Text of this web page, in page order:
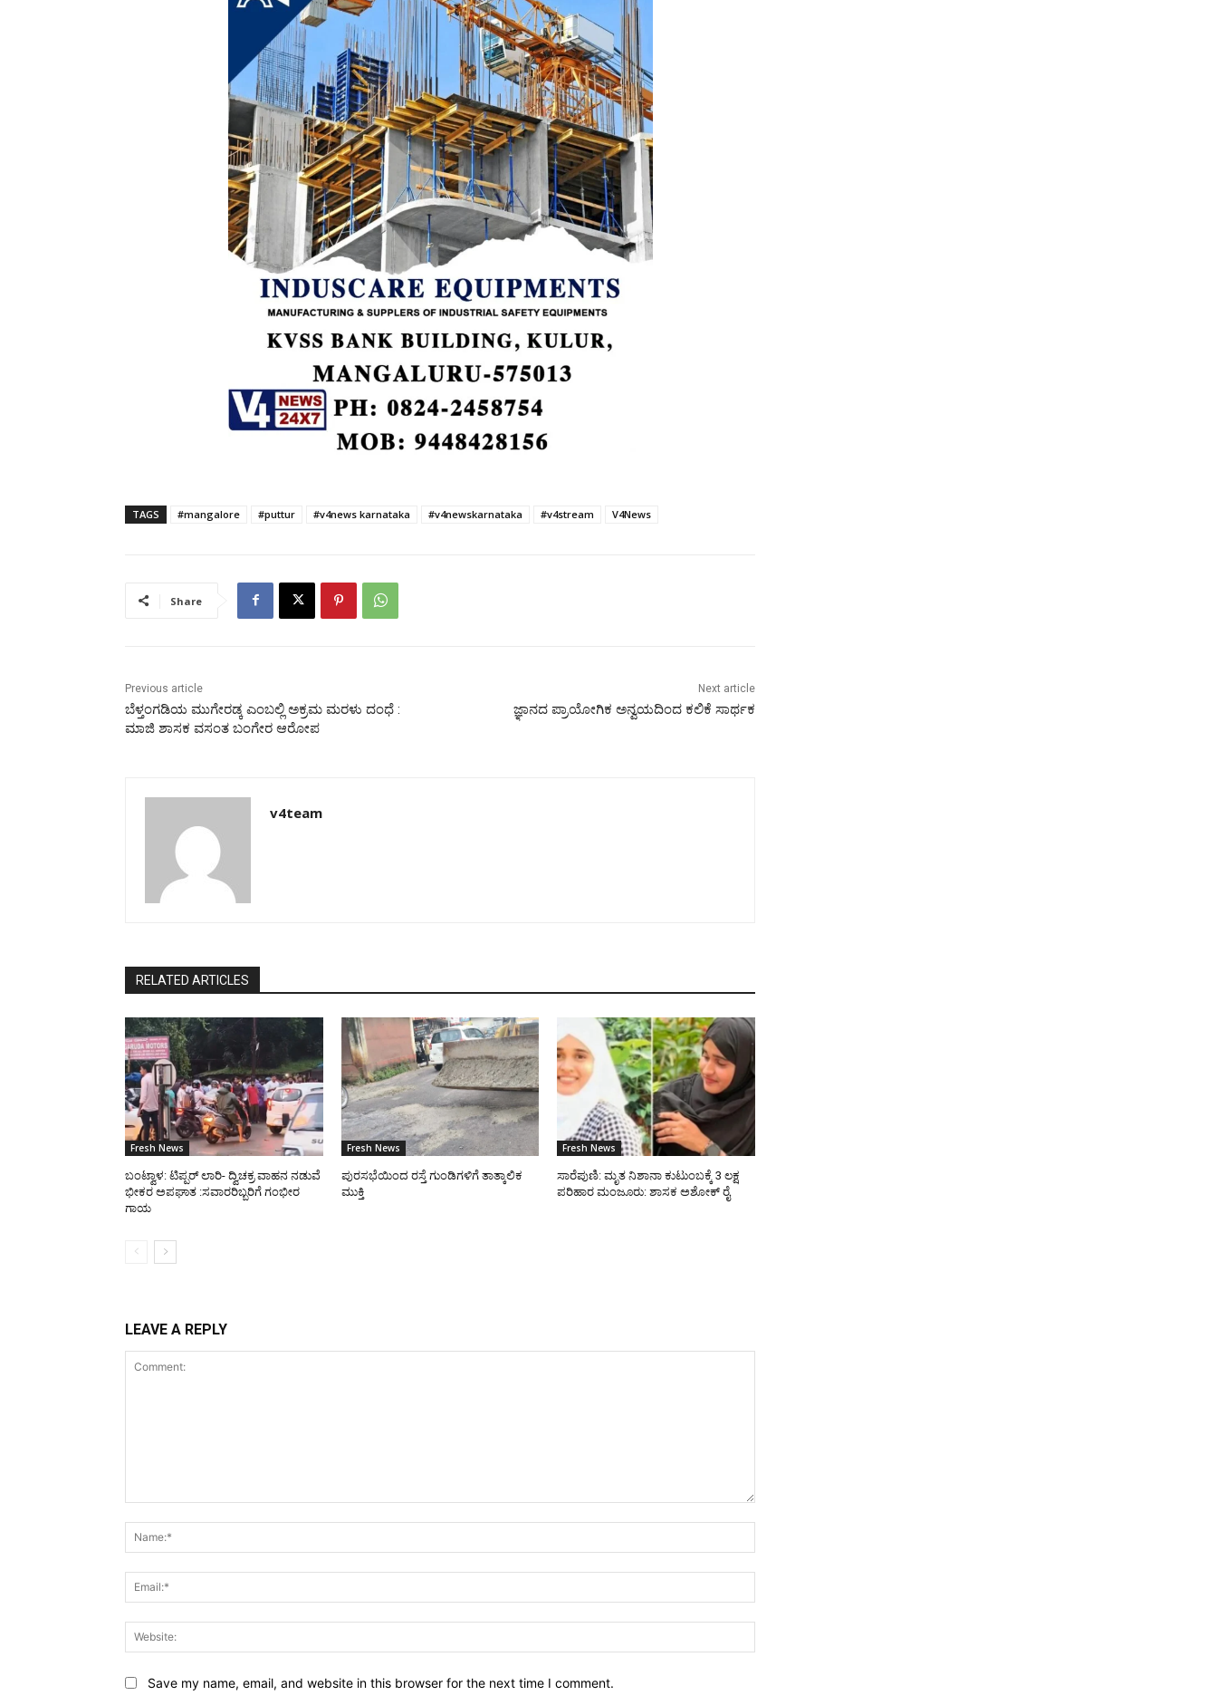
TAGS #mangalore #puttur #v4news karnataka #v4newskarnataka #v4stream V4News
Share
Previous article
ಬೆಳ್ತಂಗಡಿಯ ಮುಗೇರಡ್ಕ ಎಂಬಲ್ಲಿ ಅಕ್ರಮ ಮರಳು ದಂಧೆ :
ಮಾಜಿ ಶಾಸಕ ವಸಂತ ಬಂಗೇರ ಆರೋಪ
Next article
ಜ್ಞಾನದ ಪ್ರಾಯೋಗಿಕ ಅನ್ವಯದಿಂದ ಕಲಿಕೆ ಸಾರ್ಥಕ
v4team
RELATED ARTICLES
Fresh News
ಬಂಟ್ವಾಳ: ಟಿಪ್ಪರ್ ಲಾರಿ- ದ್ವಿಚಕ್ರ ವಾಹನ ನಡುವೆ
ಭೀಕರ ಅಪಘಾತ :ಸವಾರರಿಬ್ಬರಿಗೆ ಗಂಭೀರ
ಗಾಯ
Fresh News
ಪುರಸಭೆಯಿಂದ ರಸ್ತೆ ಗುಂಡಿಗಳಿಗೆ ತಾತ್ಕಾಲಿಕ
ಮುಕ್ತಿ
Fresh News
ಸಾರೆಪುಣಿ: ಮೃತ ನಿಶಾನಾ ಕುಟುಂಬಕ್ಕೆ 3 ಲಕ್ಷ
ಪರಿಹಾರ ಮಂಜೂರು: ಶಾಸಕ ಅಶೋಕ್ ರೈ
LEAVE A REPLY
Save my name, email, and website in this browser for the next time I comment.